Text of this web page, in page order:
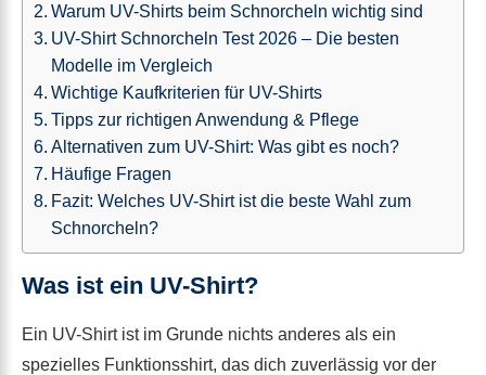
Warum UV-Shirts beim Schnorcheln wichtig sind
UV-Shirt Schnorcheln Test 2026 – Die besten
Modelle im Vergleich
Wichtige Kaufkriterien für UV-Shirts
Tipps zur richtigen Anwendung & Pflege
Alternativen zum UV-Shirt: Was gibt es noch?
Häufige Fragen
Fazit: Welches UV-Shirt ist die beste Wahl zum
Schnorcheln?
Was ist ein UV-Shirt?
Ein UV-Shirt ist im Grunde nichts anderes als ein
spezielles Funktionsshirt, das dich zuverlässig vor der